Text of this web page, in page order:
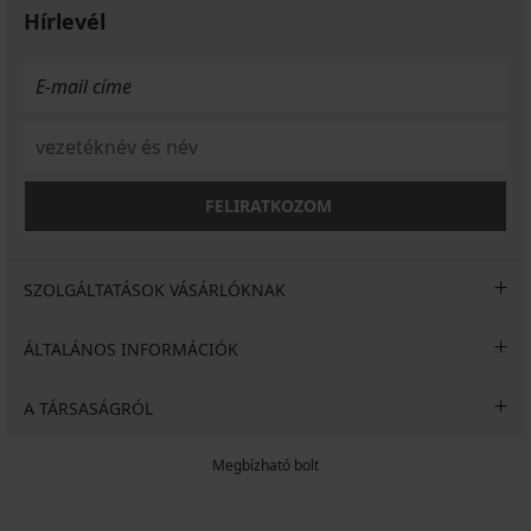
harisnyanadrág
Eredeti ár
3 690
Kedvezmény
8 250
Ft
Hírlevél
FELIRATKOZOM
SZOLGÁLTATÁSOK VÁSÁRLÓKNAK
ÁLTALÁNOS INFORMÁCIÓK
A TÁRSASÁGRÓL
Megbízható bolt